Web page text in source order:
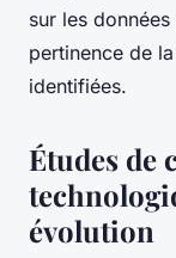
sur les
pertinence de
identifiées.
Études de
évolution